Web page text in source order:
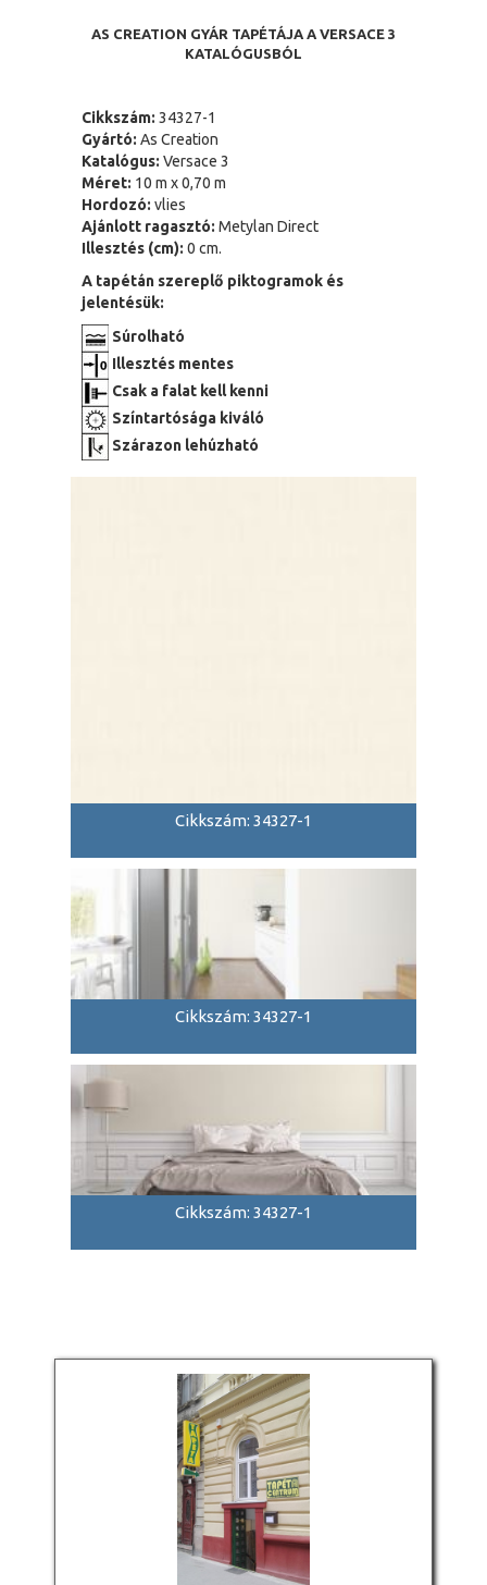
AS CREATION GYÁR TAPÉTÁJA A VERSACE 3
KATALÓGUSBÓL
Cikkszám: 34327-1
Gyártó: As Creation
Katalógus: Versace 3
Méret: 10 m x 0,70 m
Hordozó: vlies
Ajánlott ragasztó: Metylan Direct
Illesztés (cm): 0 cm.
A tapétán szereplő piktogramok és
jelentésük:
Súrolható
Illesztés mentes
Csak a falat kell kenni
Színtartósága kiváló
Szárazon lehúzható
Cikkszám: 34327-1
Cikkszám: 34327-1
Cikkszám: 34327-1